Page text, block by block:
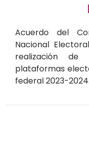
Acuerdo del
Nacional
realización de
plataformas
federal 2023-2024.